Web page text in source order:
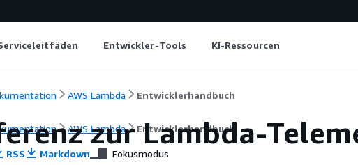
Entwickler-Tools KI-Ressourcen
AWS Lambda Entwicklerhandbuch
AWS Lambda Entwicklerhandbuch
zur Lambda-
RSS Markdown Fokusmodus